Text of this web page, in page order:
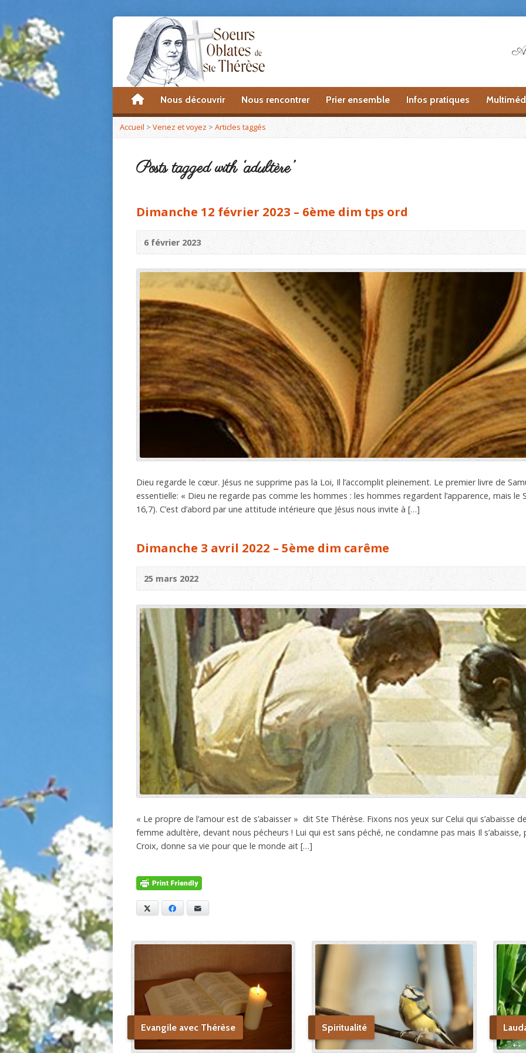
accueilNous découvrir Nous rencontrer Prier ensemble Infos pratiques
Accueil>Venez et voyez > Articles taggés
Posts tagged with ‘adultère’
Dimanche 12 février 2023 – 6ème dim tps ord
6 février 2023
Dieu regarde le cœur. Jésus ne supprime pas la Loi, Il l’accomplit pleinement. Le premier livre de
essentielle: « Dieu ne regarde pas comme les hommes : les hommes regardent l’apparence, mais
16,7). C’est d’abord par une attitude intérieure que Jésus nous invite à […]
Dimanche 3 avril 2022 – 5ème dim carême
25 mars 2022
« Le propre de l’amour est de s’abaisser » dit Ste Thérèse. Fixons nos yeux sur Celui qui s’abaisse
femme adultère, devant nous pécheurs ! Lui qui est sans péché, ne condamne pas mais Il
Croix, donne sa vie pour que le monde ait […]
Facebook
Evangile avec Thérèse Spiritualité